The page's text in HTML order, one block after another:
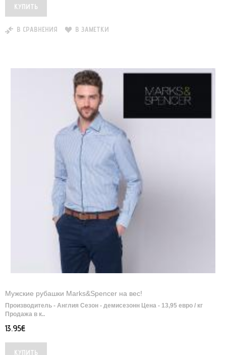
В СРАВНЕНИЯ В ЗАМЕТКИ
Мужские рубашки Marks&Spencer на вес!
Производитель - Англия Сезон - демисезонн Цена - 13,95 евро / кг
Продажа в к..
13.95€